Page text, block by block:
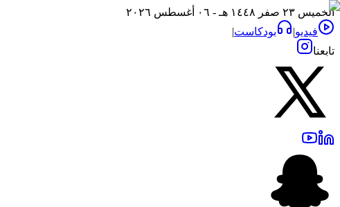
الخميس ٢٣ صفر ١٤٤٨ هـ - ٠٦ أغسطس ٢٠٢٦
فيديو| بودكاست|
تابعنا